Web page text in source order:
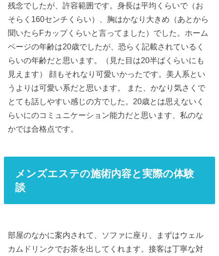
残念でしたが、許容範囲です。身長は平均くらいで（お
そらく160センチくらい）、胸はかなり大きめ（あとから
聞いたらFカップくらいと言ってました）でした。ホーム
ページの年齢は20歳でしたが、恐らく記載されているく
らいの年齢だと思います。（見た目は20半ばくらいにも
見えます） 顔もそれなり可愛いかったです。美人系とい
うよりは可愛い系だと思います。 また、かなり気さくで
とても話しやすい感じの方でした。20歳とは思えないく
らいにのコミュニケーション能力だと思います、私のな
かでは合格点です。
メンズエステの施術内容と実際の体験
談
部屋のなかに案内されて、ソファに座り、まずはウェル
カムドリンクでお茶を出してくれます。接客は丁寧な対